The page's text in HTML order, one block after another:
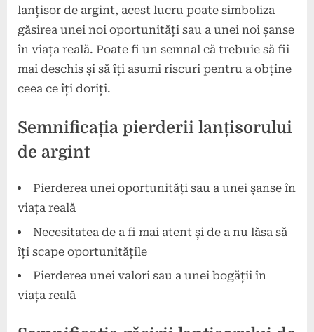
lanțisor de argint, acest lucru poate simboliza
găsirea unei noi oportunități sau a unei noi șanse
în viața reală. Poate fi un semnal că trebuie să fii
mai deschis și să îți asumi riscuri pentru a obține
ceea ce îți doriți.
Semnificația pierderii lanțisorului
de argint
Pierderea unei oportunități sau a unei șanse în
viața reală
Necesitatea de a fi mai atent și de a nu lăsa să
îți scape oportunitățile
Pierderea unei valori sau a unei bogății în
viața reală